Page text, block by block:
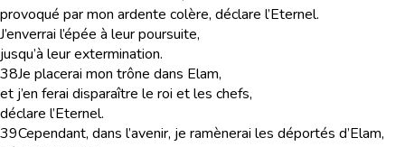
provoqué par mon ardente colère, déclare l’Eternel.
J’enverrai l’épée à leur poursuite,
jusqu’à leur extermination.
38Je placerai mon trône dans Elam,
et j’en ferai disparaître le roi et les chefs,
déclare l’Eternel.
39Cependant, dans l’avenir, je ramènerai les déportés d’Elam,